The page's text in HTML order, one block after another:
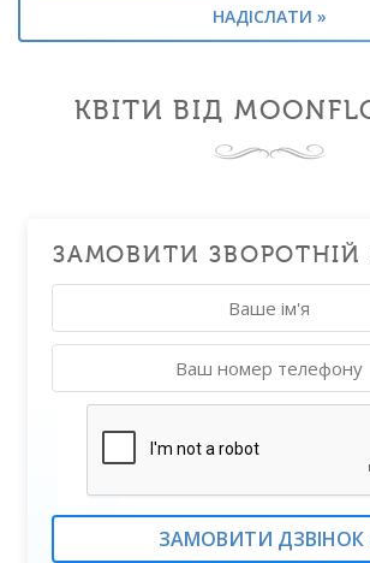
КВІТИ ВІД
ЗАМОВИТИ ЗВОРОТНІЙ